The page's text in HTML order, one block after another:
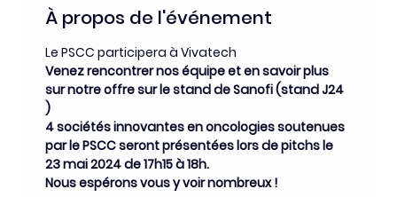
À propos de l'événement
Le PSCC participera à Vivatech
Venez rencontrer nos équipe et en savoir plus
sur notre offre sur le stand de Sanofi (stand J24
)
4 sociétés innovantes en oncologies soutenues
par le PSCC seront présentées lors de pitchs le
23 mai 2024 de 17h15 à 18h.
Nous espérons vous y voir nombreux !